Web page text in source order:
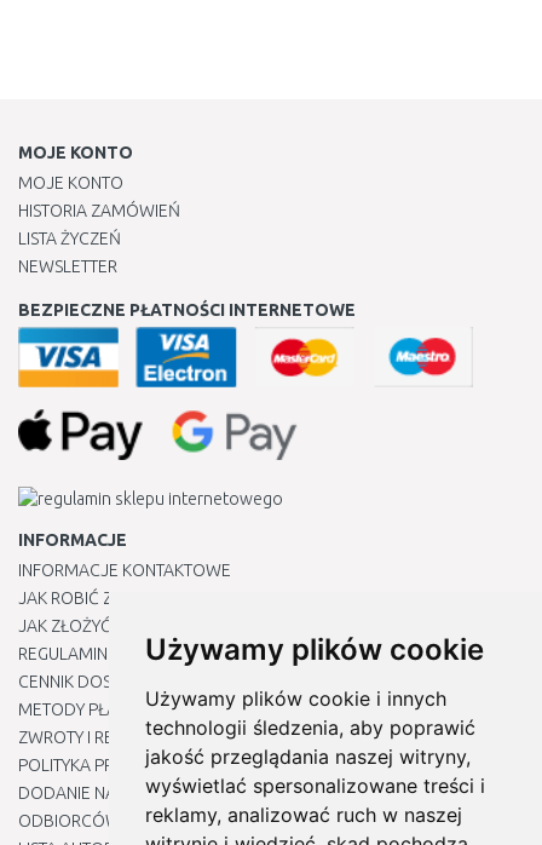
Używamy plików cookie
Używamy plików cookie i innych
technologii śledzenia, aby poprawić
jakość przeglądania naszej witryny,
wyświetlać spersonalizowane treści i
reklamy, analizować ruch w naszej
MOJE KONTO
MOJE KONTO
HISTORIA ZAMÓWIEŃ
LISTA ŻYCZEŃ
NEWSLETTER
BEZPIECZNE PŁATNOŚCI INTERNETOWE
INFORMACJE
INFORMACJE KONTAKTOWE
JAK ROBIĆ ZAKUPY ?
JAK ZŁOŻYĆ REKLAMACJĘ
REGULAMIN
CENNIK DOSTAWY
METODY PŁATNOŚCI
ZWROTY I REKLAMACJE PRODUKTÓW
POLITYKA PRYWATNOŚCI
DODANIE NASZYCH ADRESÓW E-MAIL DO LISTY ZAUFANYCH
ODBIORCÓW